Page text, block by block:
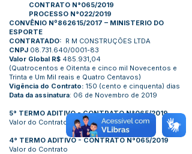
CONTRATO N°065/2019
PROCESSO N°022/2019
CONVÊNIO Nº862615/2017 – MINISTERIO DO
ESPORTE
CONTRATADO: R M CONSTRUÇÕES LTDA
CNPJ 08.731.640/0001-83
Valor Global R$ 485.931,04
(Quatrocentos e Oitenta e cinco mil Novecentos e
Trinta e Um Mil reais e Quatro Centavos)
Vigência do Contrato: 150 (cento e cinquenta) dias
Data da assinatura: 06 de Novembro de 2019
5° TERMO ADITIVO - CONTRATO N°065/2019
Valor do Contrato
4° TERMO ADITIVO - CONTRATO N°065/2019
Valor do Contrato